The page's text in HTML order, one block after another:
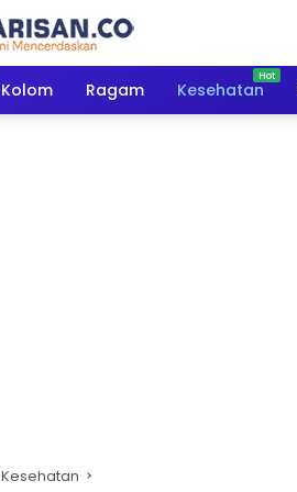
Kolom Ragam Kesehatan
Kesehatan